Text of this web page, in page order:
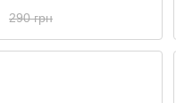
290 грн